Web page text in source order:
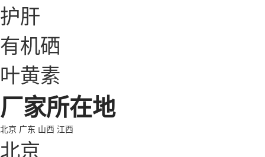
护肝
有机硒
叶黄素
厂家所在地
北京 广东 山西 江西
北京